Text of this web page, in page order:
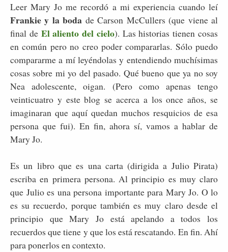
Leer Mary Jo me recordó a mi experiencia cuando leí
Frankie y la boda de Carson McCullers (que viene al
final de El aliento del cielo). Las historias tienen cosas
en común pero no creo poder compararlas. Sólo puedo
compararme a mí leyéndolas y entendiendo muchísimas
cosas sobre mi yo del pasado. Qué bueno que ya no soy
Nea adolescente, oigan. (Pero como apenas tengo
veinticuatro y este blog se acerca a los once años, se
imaginaran que aquí quedan muchos resquicios de esa
persona que fui). En fin, ahora sí, vamos a hablar de
Mary Jo.
Es un libro que es una carta (dirigida a Julio Pirata)
escriba en primera persona. Al principio es muy claro
que Julio es una persona importante para Mary Jo. O lo
es su recuerdo, porque también es muy claro desde el
principio que Mary Jo está apelando a todos los
recuerdos que tiene y que los está rescatando. En fin. Ahí
para ponerlos en contexto.